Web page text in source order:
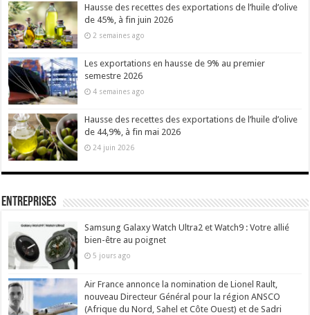
Hausse des recettes des exportations de l’huile d’olive
de 45%, à fin juin 2026
2 semaines ago
Les exportations en hausse de 9% au premier
semestre 2026
4 semaines ago
Hausse des recettes des exportations de l’huile d’olive
de 44,9%, à fin mai 2026
24 juin 2026
Entreprises
Samsung Galaxy Watch Ultra2 et Watch9 : Votre allié
bien-être au poignet
5 jours ago
Air France annonce la nomination de Lionel Rault,
nouveau Directeur Général pour la région ANSCO
(Afrique du Nord, Sahel et Côte Ouest) et de Sadri